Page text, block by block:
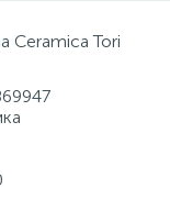
Ceramica Tori